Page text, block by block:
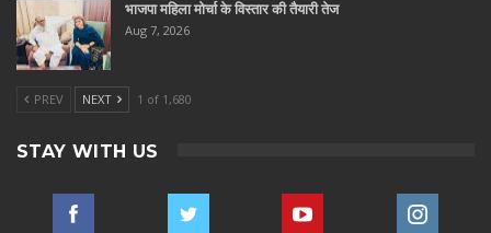
भाजपा महिला मोर्चा के विस्तार की तैयारी तेज
Aug 7, 2026
PREV NEXT 1 of 1,680
STAY WITH US